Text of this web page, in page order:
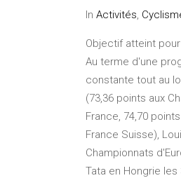
In Activités,
Objectif atteint pour
Au terme d'une
constante tout au
(73,36 points aux
France, 74,70
France Suisse),
Championnats
Tata en Hongrie les